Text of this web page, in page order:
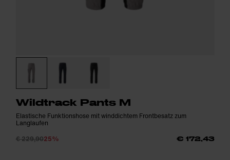
Wildtrack Pants M
Elastische Funktionshose mit winddichtem Frontbesatz zum
Langlaufen
€ 229,9025% € 172,43